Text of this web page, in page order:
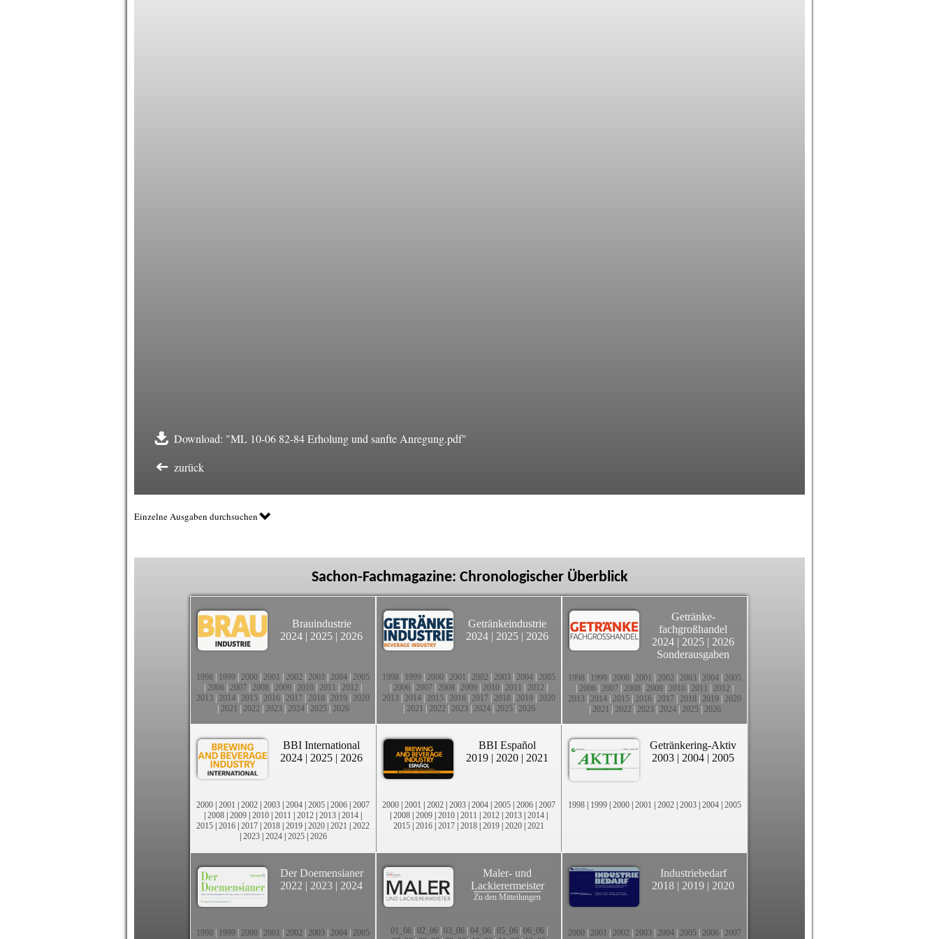
Download: "ML 10-06 82-84 Erholung und sanfte Anregung.pdf"
zurück
Einzelne Ausgaben durchsuchen
Sachon-Fachmagazine: Chronologischer Überblick
Brauindustrie
2024 | 2025 | 2026
1998 1999 2000 2001 2002 2003 2004 2005
2006 2007 2008 2009 2010 2011 2012
2013 2014 2015 2016 2017 2018 2019 2020
2021 2022 2023| 2024| 2025| 2026
Getränkeindustrie
2024 | 2025 | 2026
1998 1999 2000 2001 2002 2003 2004 2005
2006 2007 2008 2009 2010 2011 2012
2013 2014 2015 2016 2017 2018 2019 2020
2021 2022 2023| 2024| 2025| 2026
Getränke-
fachgroßhandel
2024 | 2025 | 2026
Sonderausgaben
1998 1999 2000 2001 2002 2003 2004 2005
2006 2007 2008 2009 2010 2011 2012
2013 2014 2015 2016 2017 2018 2019 2020
2021 2022 2023| 2024| 2025| 2026
BBI International
2024 | 2025 | 2026
2000 | 2001 | 2002 | 2003 | 2004 | 2005 | 2006 | 2007
| 2008 | 2009 | 2010 | 2011 | 2012 | 2013 | 2014 |
2015 | 2016 | 2017 | 2018 | 2019 | 2020 | 2021 | 2022
| 2023| 2024| 2025| 2026
BBI Español
2019 | 2020 | 2021
2000 | 2001 | 2002 | 2003 | 2004 | 2005 | 2006 | 2007
| 2008 | 2009 | 2010 | 2011 | 2012 | 2013 | 2014 |
2015 | 2016 | 2017 | 2018 | 2019 | 2020 | 2021
Getränkering-Aktiv
2003 | 2004 | 2005
1998 | 1999 | 2000 | 2001 | 2002 | 2003 | 2004 | 2005
Der Doemensianer
2022 | 2023 | 2024
1998 1999 2000 2001 2002 2003 2004 2005
Maler- und
Lackierermeister
Zu den Mitteilungen
01_06| 02_06| 03_06| 04_06| 05_06| 06_06|
Industriebedarf
2018 | 2019 | 2020
2000 2001 2002 2003 2004 2005 2006 2007